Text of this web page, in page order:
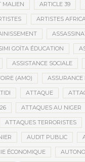
MALIEN ARTICLE 39
ARTISTES
GOÏTA ÉDUCATION
ASSISTANCE SOCIALE
(AMO) ASSURANCE
ATTAQUE
ATTAQUES AU NIGER
ATTAQUES TERRORISTES
AUDIT PUBLIC
ÉCONOMIQUE